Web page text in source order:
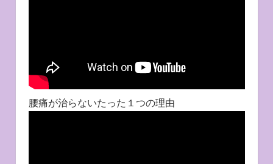
腰痛が治らないたった１つの理由